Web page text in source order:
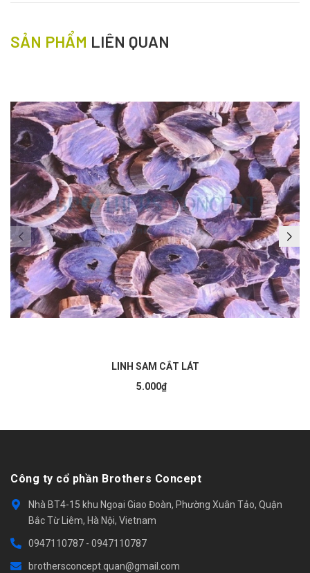
SẢN PHẨM LIÊN QUAN
LINH SAM CẮT LÁT
5.000₫
Công ty cổ phần Brothers Concept
Nhà BT4-15 khu Ngoại Giao Đoàn, Phường Xuân Tảo, Quận
Bắc Từ Liêm, Hà Nội, Vietnam
0947110787 - 0947110787
brothersconcept.quan@gmail.com